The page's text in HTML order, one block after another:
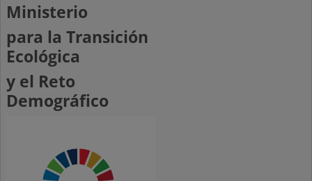
Ministerio
para la Transición
Ecológica
y el Reto
Demográfico